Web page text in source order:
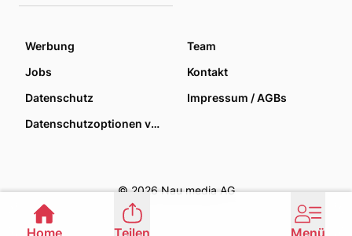
Werbung
Team
Jobs
Kontakt
Datenschutz
Impressum / AGBs
Datenschutzoptionen verwalten
© 2026 Nau media AG
Home Teilen Menü